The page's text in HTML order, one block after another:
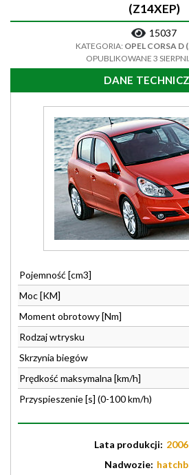
(Z14XEP)
15037
KATEGORIA: OPEL CORSA D
OPUBLIKOWANE 3
DANE
Pojemność [cm3]
Moc [KM]
Moment obrotowy [Nm]
Rodzaj wtrysku
Skrzynia biegów
Prędkość maksymalna [km/h]
Przyspieszenie [s] (0-100 km/h)
Lata produkcji:
Nadwozie: